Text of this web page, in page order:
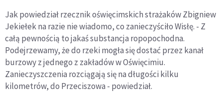
Jak powiedział rzecznik oświęcimskich strażaków Zbigniew
Jekiełek na razie nie wiadomo, co zanieczyściło Wisłę. - Z
całą pewnością to jakaś substancja ropopochodna.
Podejrzewamy, że do rzeki mogła się dostać przez kanał
burzowy z jednego z zakładów w Oświęcimiu.
Zanieczyszczenia rozciągają się na długości kilku
kilometrów, do Przeciszowa - powiedział.